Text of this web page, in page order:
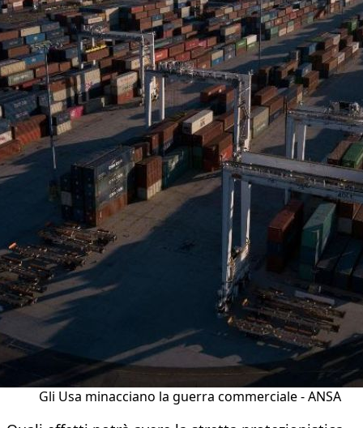
Gli Usa minacciano la guerra commerciale - ANSA